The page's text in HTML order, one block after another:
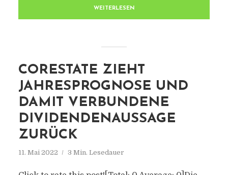
WEITERLESEN
CORESTATE ZIEHT
JAHRESPROGNOSE UND
DAMIT VERBUNDENE
DIVIDENDENAUSSAGE
ZURÜCK
11. Mai 2022 3 Min. Lesedauer